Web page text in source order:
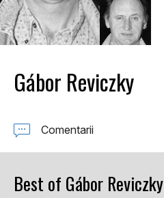
Gábor Reviczky
Comentarii
Best of Gábor Reviczky